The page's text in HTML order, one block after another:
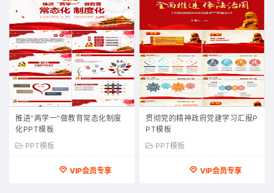
推进“两学一”做教育常态化制度
化PPT模板
PPT模板
VIP会员专享
贯彻党的精神政府党建学习汇报P
PT模板
PPT模板
VIP会员专享